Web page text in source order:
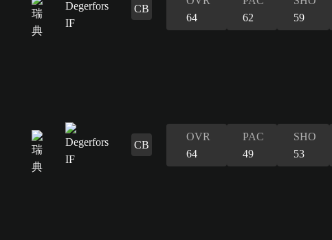
CB
64
62
59
CB
OVR
64
PAC
49
SHO
53